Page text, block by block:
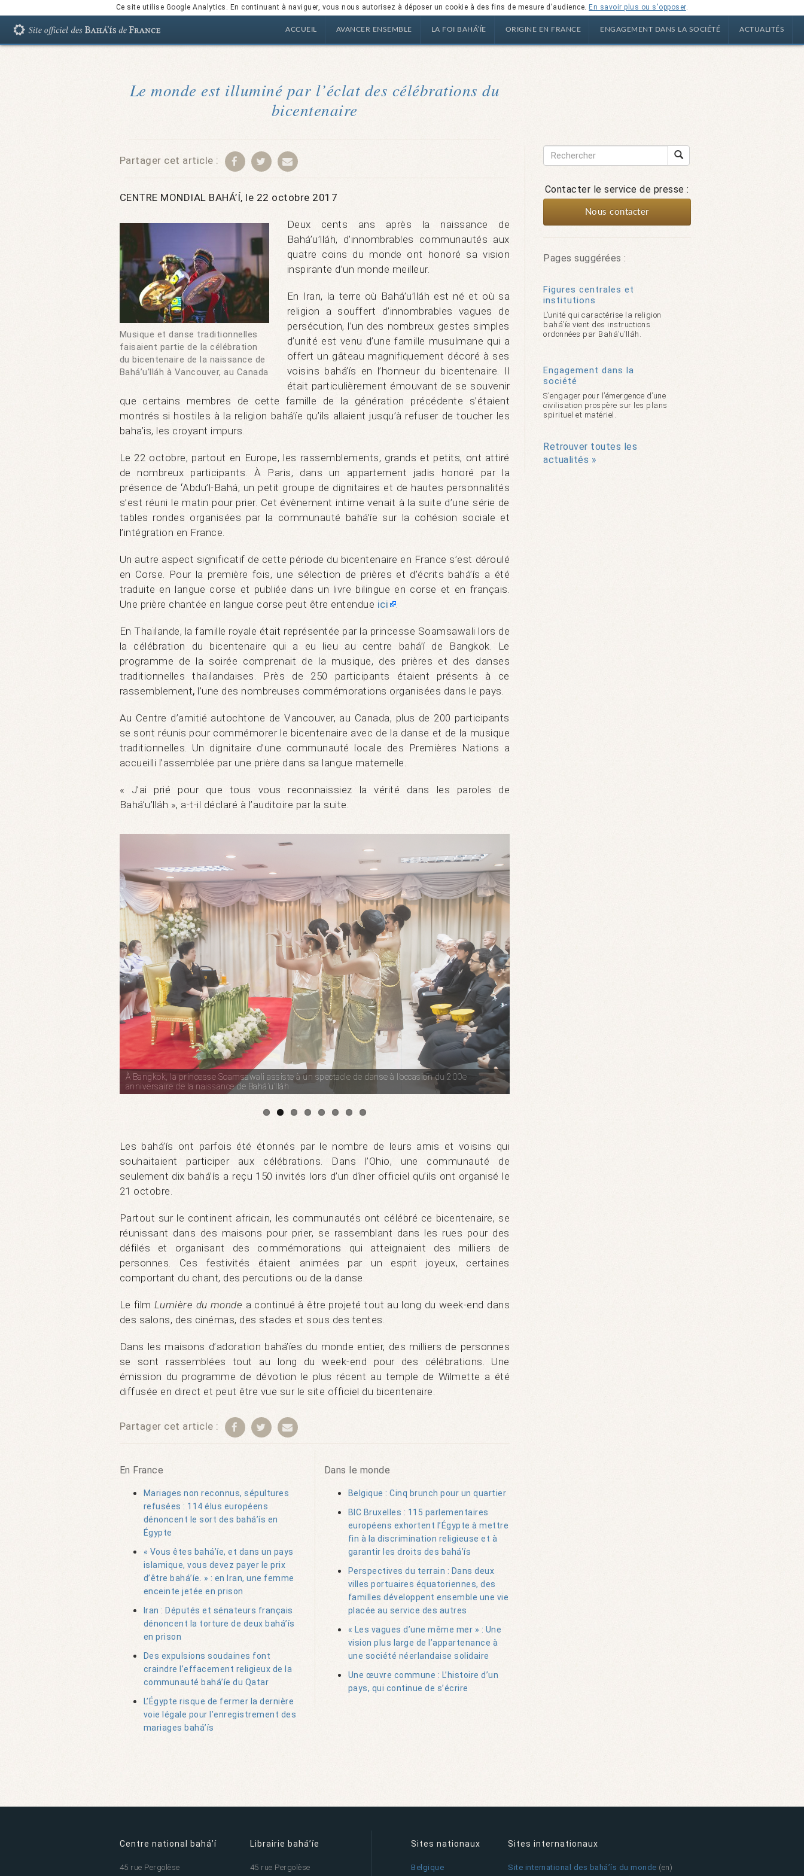
Ce site utilise Google Analytics. En continuant à naviguer, vous nous autorisez à déposer un cookie à des fins de mesure d'audience. En savoir plus ou s'opposer.
ACCUEIL AVANCER ENSEMBLE LA FOI BAHÁ’ÍE ORIGINE EN FRANCE ENGAGEMENT DANS LA SOCIÉTÉ ACTUALITÉS
Le monde est illuminé par l’éclat des célébrations du
bicentenaire
Partager cet article :
CENTRE MONDIAL BAHÁ’Í, le 22 octobre 2017
Musique et danse traditionnelles
faisaient partie de la célébration
du bicentenaire de la naissance de
Bahá’u’lláh à Vancouver, au Canada
Deux cents ans après la naissance de
Bahá’u’lláh, d’innombrables communautés aux
quatre coins du monde ont honoré sa vision
inspirante d’un monde meilleur.
En Iran, la terre où Bahá’u’lláh est né et où sa
religion a souffert d’innombrables vagues de
persécution, l’un des nombreux gestes simples
d’unité est venu d’une famille musulmane qui a
offert un gâteau magnifiquement décoré à ses
voisins bahá’ís en l’honneur du bicentenaire. Il
était particulièrement émouvant de se souvenir
que certains membres de cette famille de la génération précédente s’étaient
montrés si hostiles à la religion bahá’íe qu’ils allaient jusqu’à refuser de toucher les
baha’is, les croyant impurs.
Le 22 octobre, partout en Europe, les rassemblements, grands et petits, ont attiré
de nombreux participants. À Paris, dans un appartement jadis honoré par la
présence de ʻAbdu’l-Bahá, un petit groupe de dignitaires et de hautes personnalités
s’est réuni le matin pour prier. Cet évènement intime venait à la suite d’une série de
tables rondes organisées par la communauté bahá’íe sur la cohésion sociale et
l’intégration en France.
Un autre aspect significatif de cette période du bicentenaire en France s’est déroulé
en Corse. Pour la première fois, une sélection de prières et d’écrits bahá’ís a été
traduite en langue corse et publiée dans un livre bilingue en corse et en français.
Une prière chantée en langue corse peut être entendue ici .
En Thaïlande, la famille royale était représentée par la princesse Soamsawali lors de
la célébration du bicentenaire qui a eu lieu au centre bahá’í de Bangkok. Le
programme de la soirée comprenait de la musique, des prières et des danses
traditionnelles thaïlandaises. Près de 250 participants étaient présents à ce
rassemblement, l’une des nombreuses commémorations organisées dans le pays.
Au Centre d’amitié autochtone de Vancouver, au Canada, plus de 200 participants
se sont réunis pour commémorer le bicentenaire avec de la danse et de la musique
traditionnelles. Un dignitaire d’une communauté locale des Premières Nations a
accueilli l’assemblée par une prière dans sa langue maternelle.
« J’ai prié pour que tous vous reconnaissiez la vérité dans les paroles de
Bahá’u’lláh », a-t-il déclaré à l’auditoire par la suite.
À Bangkok, la princesse Soamsawali assiste à un spectacle de danse à l’occasion du 200e
anniversaire de la naissance de Bahá’u’lláh
Les bahá’ís ont parfois été étonnés par le nombre de leurs amis et voisins qui
souhaitaient participer aux célébrations. Dans l’Ohio, une communauté de
seulement dix bahá’ís a reçu 150 invités lors d’un dîner officiel qu’ils ont organisé le
21 octobre.
Partout sur le continent africain, les communautés ont célébré ce bicentenaire, se
réunissant dans des maisons pour prier, se rassemblant dans les rues pour des
défilés et organisant des commémorations qui atteignaient des milliers de
personnes. Ces festivités étaient animées par un esprit joyeux, certaines
comportant du chant, des percutions ou de la danse.
Le film Lumière du monde a continué à être projeté tout au long du week-end dans
des salons, des cinémas, des stades et sous des tentes.
Dans les maisons d’adoration bahá’íes du monde entier, des milliers de personnes
se sont rassemblées tout au long du week-end pour des célébrations. Une
émission du programme de dévotion le plus récent au temple de Wilmette a été
diffusée en direct et peut être vue sur le site officiel du bicentenaire.
Partager cet article :
En France
Mariages non reconnus, sépultures
refusées : 114 élus européens
dénoncent le sort des bahá’ís en
Égypte
« Vous êtes bahá’íe, et dans un pays
islamique, vous devez payer le prix
d’être bahá’íe. » : en Iran, une femme
enceinte jetée en prison
Iran : Députés et sénateurs français
dénoncent la torture de deux bahá’ís
en prison
Des expulsions soudaines font
craindre l’effacement religieux de la
communauté bahá’íe du Qatar
L’Égypte risque de fermer la dernière
voie légale pour l’enregistrement des
mariages bahá’ís
Dans le monde
Belgique : Cinq brunch pour un quartier
BIC Bruxelles : 115 parlementaires
européens exhortent l’Égypte à mettre
fin à la discrimination religieuse et à
garantir les droits des bahá’ís
Perspectives du terrain : Dans deux
villes portuaires équatoriennes, des
familles développent ensemble une vie
placée au service des autres
« Les vagues d’une même mer » : Une
vision plus large de l’appartenance à
une société néerlandaise solidaire
Une œuvre commune : L’histoire d’un
pays, qui continue de s’écrire
Contacter le service de presse :
Nous contacter
Pages suggérées :
Figures centrales et
institutions
L’unité qui caractérise la religion
bahá’íe vient des instructions
ordonnées par Bahá’u’lláh.
Engagement dans la
société
S'engager pour l’émergence d’une
civilisation prospère sur les plans
spirituel et matériel.
Retrouver toutes les
actualités »
Centre national bahá’í
45 rue Pergolèse
Librairie bahá’íe
45 rue Pergolèse
Sites nationaux
Belgique
Sites internationaux
Site international des bahá’ís du monde (en)